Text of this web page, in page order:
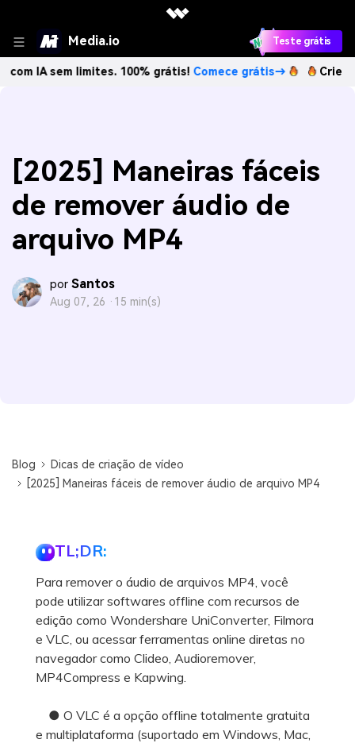
Media.io Teste grátis
limites. 100% grátis!Comece grátis→ Crie imagens
[2025] Maneiras fáceis
de remover áudio de
arquivo MP4
por Santos
Aug 07, 26 · 15 min(s)
Blog
Dicas de criação de vídeo
[2025] Maneiras fáceis de remover áudio de arquivo MP4
TL;DR:
Para remover o áudio de arquivos MP4, você
pode utilizar softwares offline com recursos de
edição como Wondershare UniConverter, Filmora
e VLC, ou acessar ferramentas online diretas no
navegador como Clideo, Audioremover,
MP4Compress e Kapwing.
● O VLC é a opção offline totalmente gratuita
e multiplataforma (suportado em Windows, Mac,